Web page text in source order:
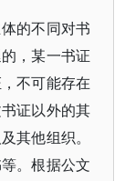
的不同对书
，某一书证
不可能存在
证以外的其
其他组织。
。根据公文